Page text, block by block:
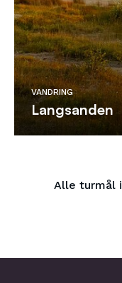
VANDRING
Langsanden
Alle turmål